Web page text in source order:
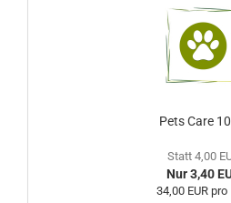
Pets Care
Statt 4,00
Nur 3,40
34,00 EUR pro